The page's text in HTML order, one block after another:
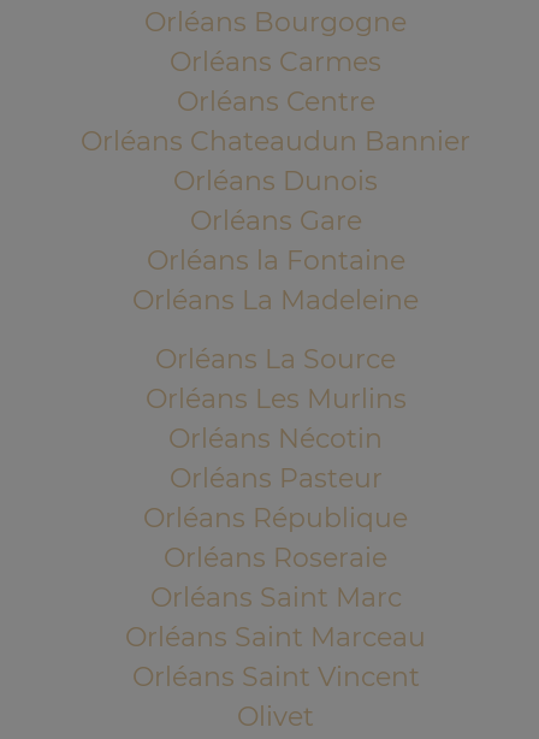
Orléans Bourgogne
Orléans Carmes
Orléans Centre
Orléans Chateaudun Bannier
Orléans Dunois
Orléans Gare
Orléans la Fontaine
Orléans La Madeleine
Orléans La Source
Orléans Les Murlins
Orléans Nécotin
Orléans Pasteur
Orléans République
Orléans Roseraie
Orléans Saint Marc
Orléans Saint Marceau
Orléans Saint Vincent
Olivet